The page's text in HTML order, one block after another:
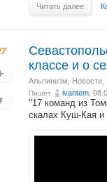
Читать далее
классе и о
Альпинизм Новости
Пишет ivantem ,
"17 команд из
скалах Куш-Кая и